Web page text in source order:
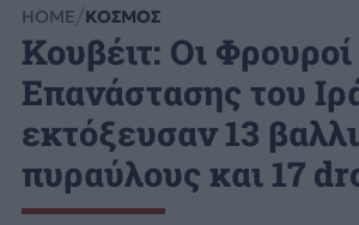
HOME ΚΟΣΜΟΣ
Κουβέιτ: Οι Φρουροί
Επανάστασης του
εκτόξευσαν 13
πυραύλους και 17